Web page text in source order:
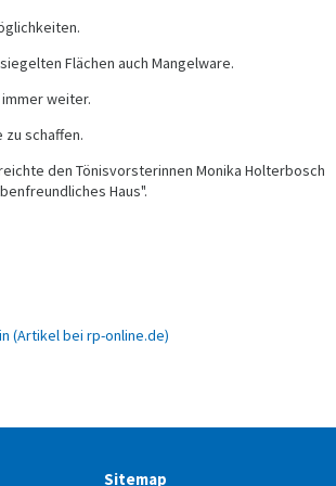
Flächen auch Mangelware.
weiter.
zu schaffen.
den Tönisvorsterinnen Monika Holterbosch
Haus".
(Artikel bei rp-online.de)
Sitemap